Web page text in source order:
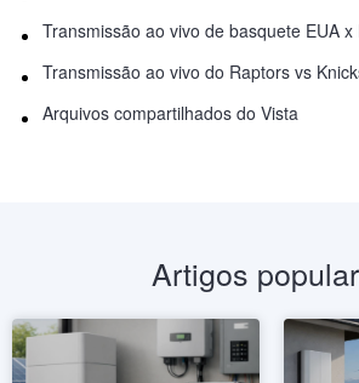
Arquivos compartilhados do Vista
Artigos